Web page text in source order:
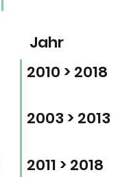
Jahr
2010 > 2018
2003 > 2013
2011 > 2018